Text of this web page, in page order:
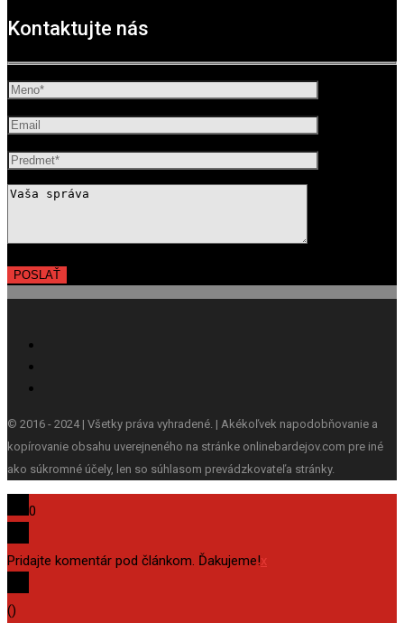
Kontaktujte nás
© 2016 - 2024 | Všetky práva vyhradené. | Akékoľvek napodobňovanie a
kopírovanie obsahu uverejneného na stránke onlinebardejov.com pre iné
ako súkromné účely, len so súhlasom prevádzkovateľa stránky.
0
Pridajte komentár pod článkom. Ďakujeme!x
()